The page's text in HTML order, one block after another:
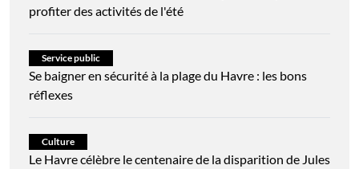
profiter des activités de l'été
Service public
Se baigner en sécurité à la plage du Havre : les bons
réflexes
Culture
Le Havre célèbre le centenaire de la disparition de Jules